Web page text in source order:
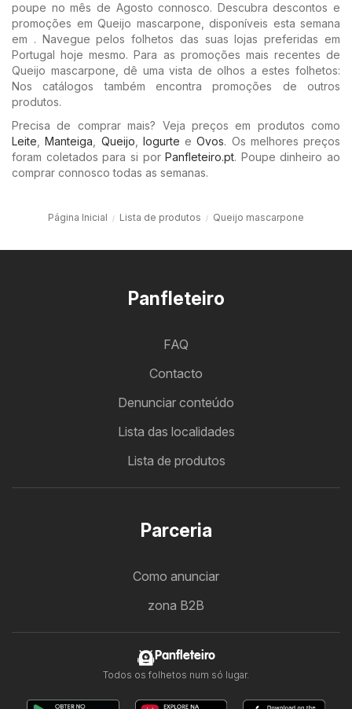
poupe no mês de Agosto connosco. Descubra descontos e
promoções em Queijo mascarpone, disponíveis esta semana
em . Navegue pelos folhetos das suas lojas preferidas em
Portugal hoje mesmo. Para as promoções mais recentes de
Queijo mascarpone, dê uma vista de olhos a estes folhetos:
Nos catálogos também encontra promoções de outros
produtos.
Precisa de comprar mais? Veja preços em produtos como
Leite ,Manteiga Queijo Iogurte eOvos. Os melhores preços
foram coletados para si porPanfleteiro.pt. Poupe dinheiro ao
comprar connosco todas as semanas.
Página Inicial Lista de produtos Queijo mascarpone
Panfleteiro
FAQ
Contacto
Denunciar conteúdo
Lista das localidades
Lista de produtos
Parceria
Como anunciar
zona B2B
Panfleteiro
Todos os folhetos num só lugar.